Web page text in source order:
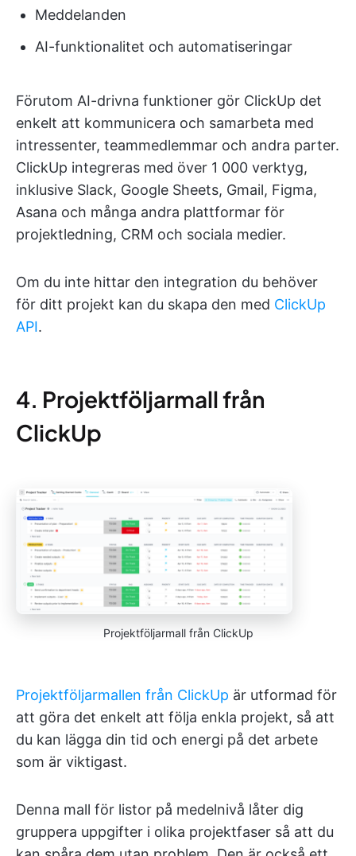
Meddelanden
AI-funktionalitet och automatiseringar
Förutom AI-drivna funktioner gör ClickUp det
enkelt att kommunicera och samarbeta med
intressenter, teammedlemmar och andra parter.
ClickUp integreras med över 1 000 verktyg,
inklusive Slack, Google Sheets, Gmail, Figma,
Asana och många andra plattformar för
projektledning, CRM och sociala medier.
Om du inte hittar den integration du behöver
för ditt projekt kan du skapa den med ClickUp
API.
4. Projektföljarmall från
ClickUp
Projektföljarmall från ClickUp
Projektföljarmallen från ClickUp är utformad för
att göra det enkelt att följa enkla projekt, så att
du kan lägga din tid och energi på det arbete
som är viktigast.
Denna mall för listor på medelnivå låter dig
gruppera uppgifter i olika projektfaser så att du